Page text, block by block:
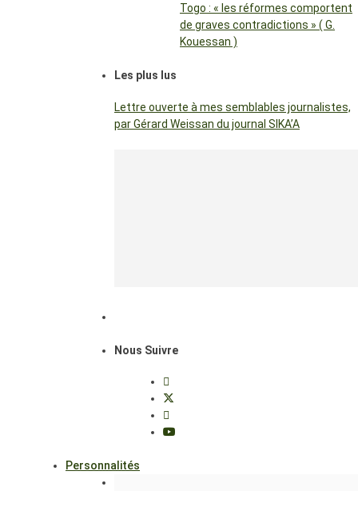
Togo : « les réformes comportent
de graves contradictions » ( G.
Kouessan )
Les plus lus
Lettre ouverte à mes semblables journalistes,
par Gérard Weissan du journal SIKA’A
Nous Suivre
Personnalités